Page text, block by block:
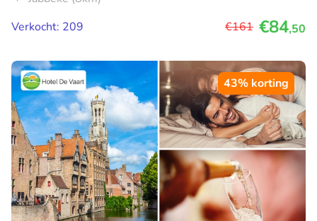
Verkocht: 209
€161 €84,50
43% korting